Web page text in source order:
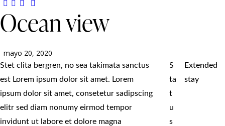
Ocean view
mayo 20, 2020
Stet clita bergren, no sea takimata sanctus
est Lorem ipsum dolor sit amet. Lorem
ipsum dolor sit amet, consetetur sadipscing
elitr sed diam nonumy eirmod tempor
invidunt ut labore et dolore magna
S
ta
t
u
s
Extended
stay